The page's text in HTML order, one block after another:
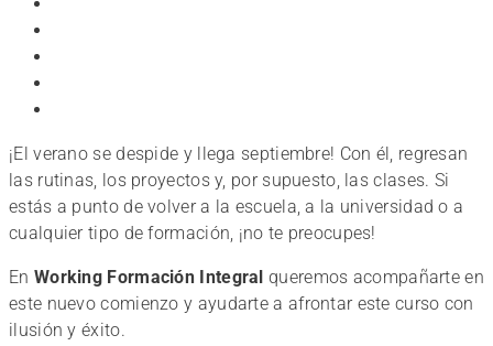
¡El verano se despide y llega septiembre! Con él, regresan
las rutinas, los proyectos y, por supuesto, las clases. Si
estás a punto de volver a la escuela, a la universidad o a
cualquier tipo de formación, ¡no te preocupes!
En Working Formación Integral queremos acompañarte en
este nuevo comienzo y ayudarte a afrontar este curso con
ilusión y éxito.